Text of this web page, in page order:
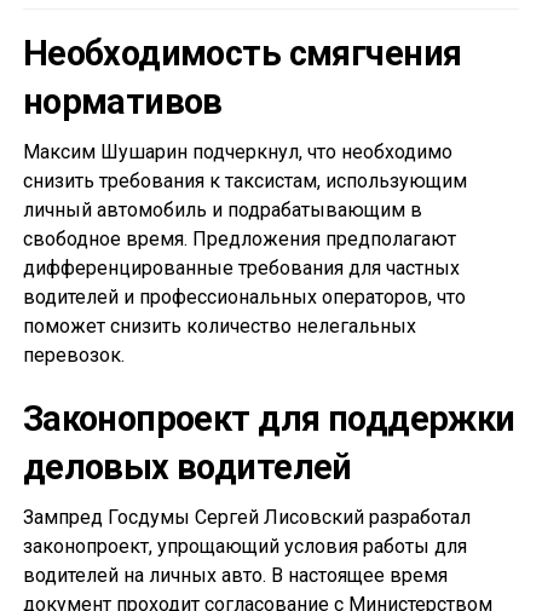
Необходимость смягчения
нормативов
Максим Шушарин подчеркнул, что необходимо
снизить требования к таксистам, использующим
личный автомобиль и подрабатывающим в
свободное время. Предложения предполагают
дифференцированные требования для частных
водителей и профессиональных операторов, что
поможет снизить количество нелегальных
перевозок.
Законопроект для поддержки
деловых водителей
Зампред Госдумы Сергей Лисовский разработал
законопроект, упрощающий условия работы для
водителей на личных авто. В настоящее время
документ проходит согласование с Министерством